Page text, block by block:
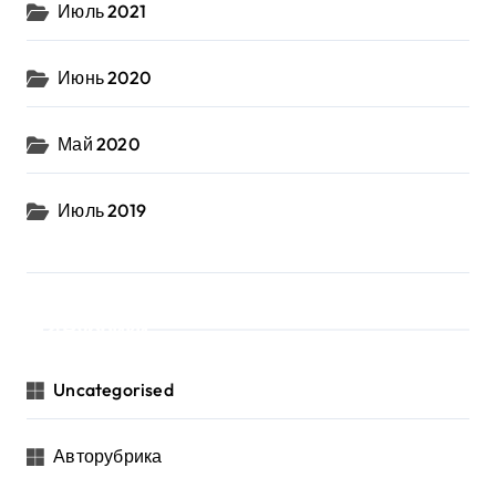
Июль 2021
Июнь 2020
Май 2020
Июль 2019
Uncategorised
Авторубрика